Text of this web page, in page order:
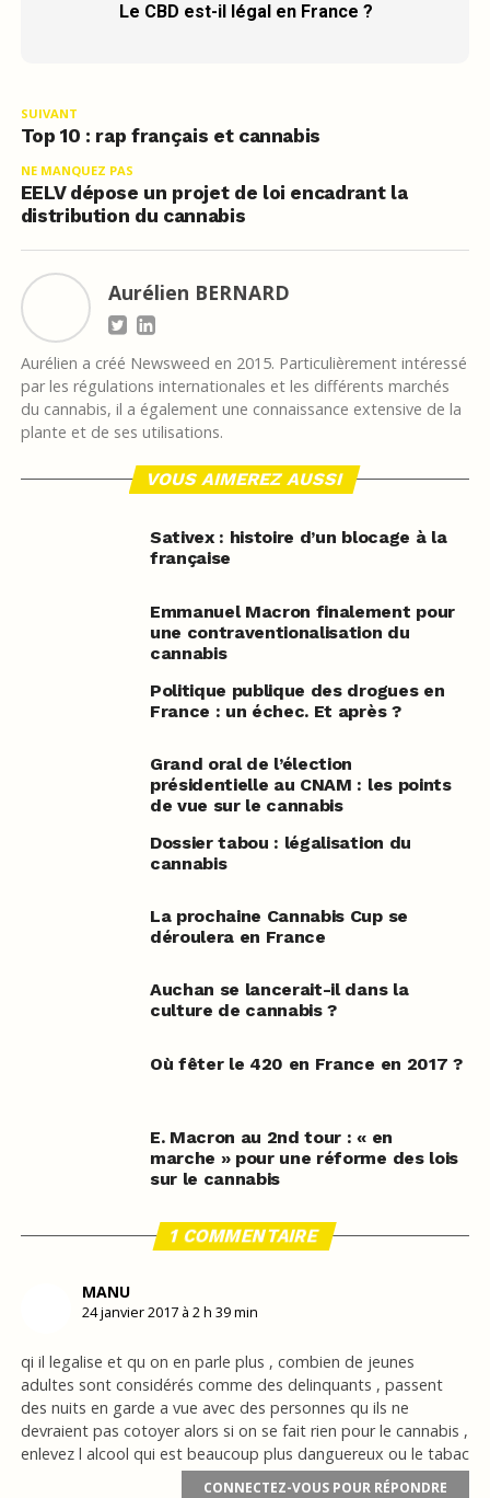
Le CBD est-il légal en France ?
SUIVANT
Top 10 : rap français et cannabis
NE MANQUEZ PAS
EELV dépose un projet de loi encadrant la
distribution du cannabis
Aurélien BERNARD
Aurélien a créé Newsweed en 2015. Particulièrement intéressé
par les régulations internationales et les différents marchés
du cannabis, il a également une connaissance extensive de la
plante et de ses utilisations.
VOUS AIMEREZ AUSSI
Sativex : histoire d’un blocage à la
française
Emmanuel Macron finalement pour
une contraventionalisation du
cannabis
Politique publique des drogues en
France : un échec. Et après ?
Grand oral de l’élection
présidentielle au CNAM : les points
de vue sur le cannabis
Dossier tabou : légalisation du
cannabis
La prochaine Cannabis Cup se
déroulera en France
Auchan se lancerait-il dans la
culture de cannabis ?
Où fêter le 420 en France en 2017 ?
E. Macron au 2nd tour : « en
marche » pour une réforme des lois
sur le cannabis
1 COMMENTAIRE
MANU
24 janvier 2017 à 2 h 39 min
qi il legalise et qu on en parle plus , combien de jeunes
adultes sont considérés comme des delinquants , passent
des nuits en garde a vue avec des personnes qu ils ne
devraient pas cotoyer alors si on se fait rien pour le cannabis ,
enlevez l alcool qui est beaucoup plus danguereux ou le tabac
CONNECTEZ-VOUS POUR RÉPONDRE